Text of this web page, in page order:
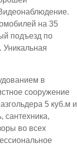
на 35
подъезд по
Уникальная
в
сооружение
5 куб.м и
сантехника,
во всех